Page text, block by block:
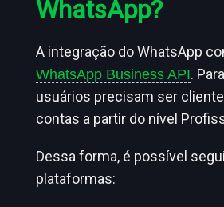
WhatsApp?
A integração do WhatsApp
WhatsApp Business API.
usuários precisam ser
contas a partir do nível
Dessa forma, é possível
plataformas: